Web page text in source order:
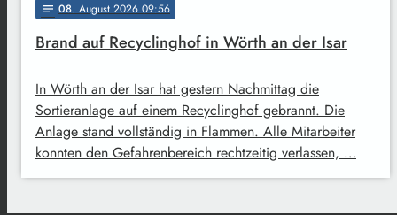
notes 08. August 2026 09:56
Brand auf Recyclinghof in Wörth an der Isar
In Wörth an der Isar hat gestern Nachmittag die
Sortieranlage auf einem Recyclinghof gebrannt. Die
Anlage stand vollständig in Flammen. Alle Mitarbeiter
konnten den Gefahrenbereich rechtzeitig verlassen, …